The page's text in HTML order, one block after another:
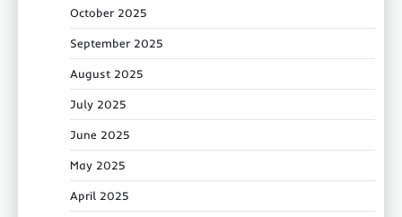
October 2025
September 2025
August 2025
July 2025
June 2025
May 2025
April 2025